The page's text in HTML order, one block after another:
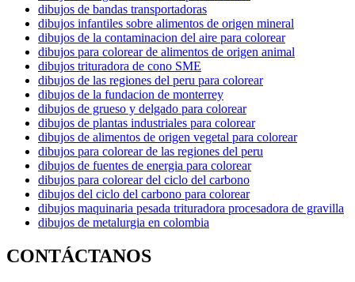
dibujos de bandas transportadoras
dibujos infantiles sobre alimentos de origen mineral
dibujos de la contaminacion del aire para colorear
dibujos para colorear de alimentos de origen animal
dibujos trituradora de cono SME
dibujos de las regiones del peru para colorear
dibujos de la fundacion de monterrey
dibujos de grueso y delgado para colorear
dibujos de plantas industriales para colorear
dibujos de alimentos de origen vegetal para colorear
dibujos para colorear de las regiones del peru
dibujos de fuentes de energia para colorear
dibujos para colorear del ciclo del carbono
dibujos del ciclo del carbono para colorear
dibujos maquinaria pesada trituradora procesadora de gravilla
dibujos de metalurgia en colombia
CONTÁCTANOS